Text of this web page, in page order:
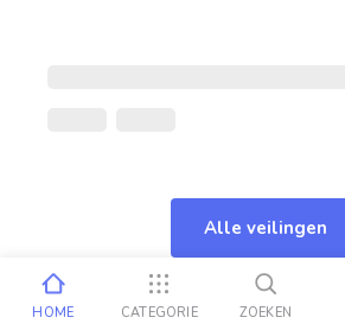
Alle veilingen
HOME CATEGORIE ZOEKEN